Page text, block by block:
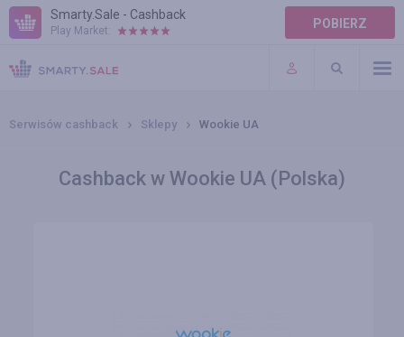
Smarty.Sale - Cashback
Play Market: POBIERZ
POMOC
WARUNKI
Serwisów cashback Sklepy Wookie UA
Cashback w Wookie UA (Polska)